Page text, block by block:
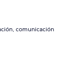
comunicación